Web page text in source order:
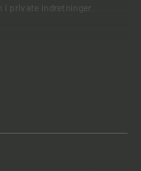
i private indretninger.